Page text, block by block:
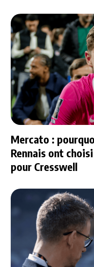
Mercato :
Rennais ont
pour Cresswell